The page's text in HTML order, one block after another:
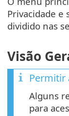
Privacidade e
dividido nas
Visão
Permitir
Alguns
para